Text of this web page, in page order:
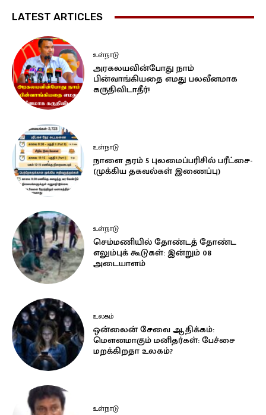
LATEST ARTICLES
உள்நாடு
அரகலயவின்போது நாம்
பின்வாங்கியதை எமது பலவீனமாக
கருதிவிடாதீர்!
உள்நாடு
நாளை தரம் 5 புலமைப்பரிசில் பரீட்சை-
(முக்கிய தகவல்கள் இணைப்பு)
உள்நாடு
செம்மணியில் தோண்டத் தோண்ட
எலும்புக் கூடுகள்: இன்றும் 08
அடையாளம்
உலகம்
ஒன்லைன் சேவை ஆதிக்கம்:
மௌனமாகும் மனிதர்கள்: பேச்சை
மறக்கிறதா உலகம்?
உள்நாடு